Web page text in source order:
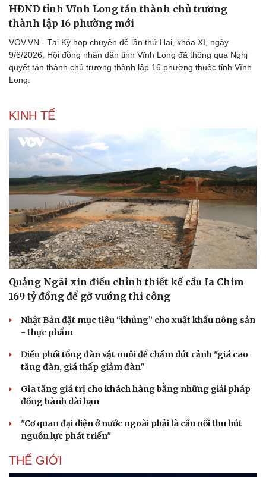
eSports
Hậu trường
HĐND tỉnh Vĩnh Long tán thành chủ trương
thành lập 16 phường mới
VOV.VN - Tại Kỳ họp chuyên đề lần thứ Hai, khóa XI, ngày
9/6/2026, Hội đồng nhân dân tỉnh Vĩnh Long đã thông qua Nghị
quyết tán thành chủ trương thành lập 16 phường thuộc tỉnh Vĩnh
Long.
KINH TẾ
Quảng Ngãi xin điều chỉnh thiết kế cầu Ia Chim
169 tỷ đồng để gỡ vướng thi công
Nhật Bản đặt mục tiêu “khủng” cho xuất khẩu nông sản
- thực phẩm
Điều phối tổng đàn vật nuôi để chấm dứt cảnh "giá cao
tăng đàn, giá thấp giảm đàn"
Gia tăng giá trị cho khách hàng bằng những giải pháp
đồng hành dài hạn
"Cơ quan đại diện ở nước ngoài phải là cầu nối thu hút
nguồn lực phát triển"
THẾ GIỚI